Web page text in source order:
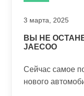
3 марта, 2025
ВЫ НЕ
JAECOO
Сейчас самое
нового